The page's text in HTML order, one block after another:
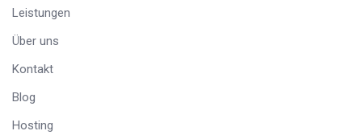
Leistungen
Über uns
Kontakt
Blog
Hosting